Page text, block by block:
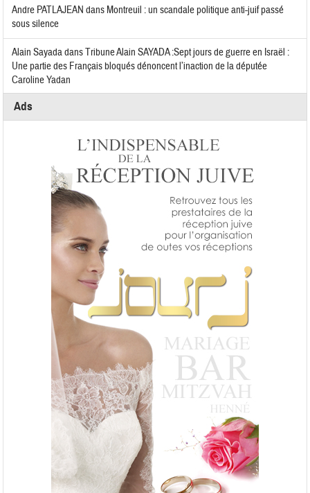
Andre PATLAJEAN dans Montreuil : un scandale politique anti-juif passé
sous silence
Alain SayadadansTribune Alain SAYADA :Sept jours de guerre en Israël :
Une partie des Français bloqués dénoncent l’inaction de la députée
Caroline Yadan
Ads